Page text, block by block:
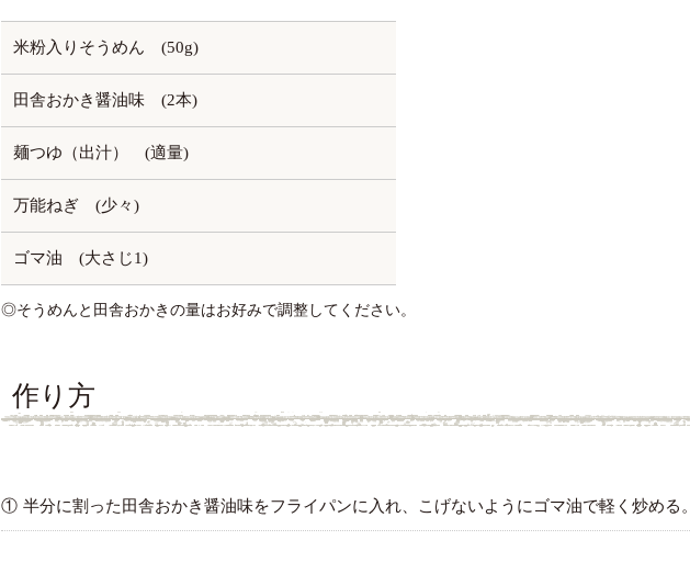
米粉入りそうめん (50g)
田舎おかき醤油味 (2本)
麺つゆ（出汁） (適量)
万能ねぎ (少々)
ゴマ油 (大さじ1)
◎そうめんと田舎おかきの量はお好みで調整してください。
作り方
① 半分に割った田舎おかき醤油味をフライパンに入れ、こげないようにゴマ油で軽く炒める。